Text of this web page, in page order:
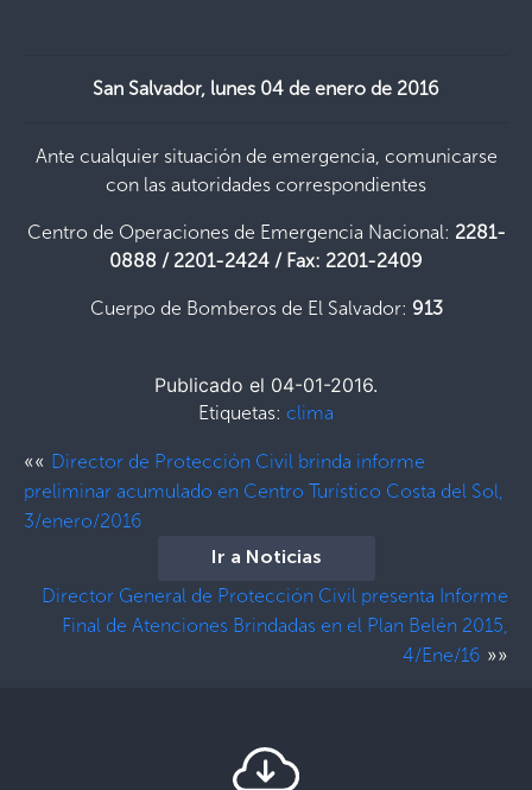
San Salvador, lunes 04 de enero de 2016
Ante cualquier situación de emergencia, comunicarse
con las autoridades correspondientes
Centro de Operaciones de Emergencia Nacional: 2281-
0888 / 2201-2424 / Fax: 2201-2409
Cuerpo de Bomberos de El Salvador: 913
Publicado el 04-01-2016.
Etiquetas: clima
«« Director de Protección Civil brinda informe
preliminar acumulado en Centro Turístico Costa del Sol,
3/enero/2016
Ir a Noticias
Director General de Protección Civil presenta Informe
Final de Atenciones Brindadas en el Plan Belén 2015,
4/Ene/16 »»